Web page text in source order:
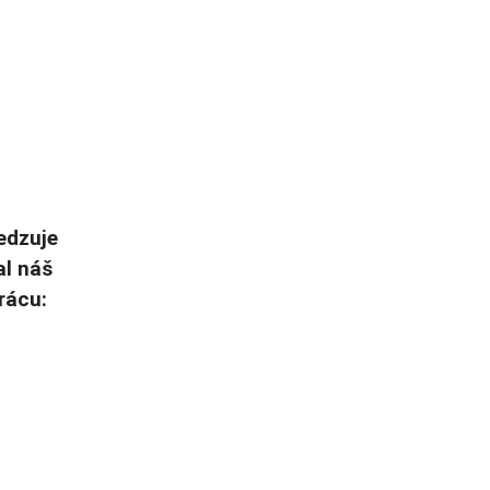
náš